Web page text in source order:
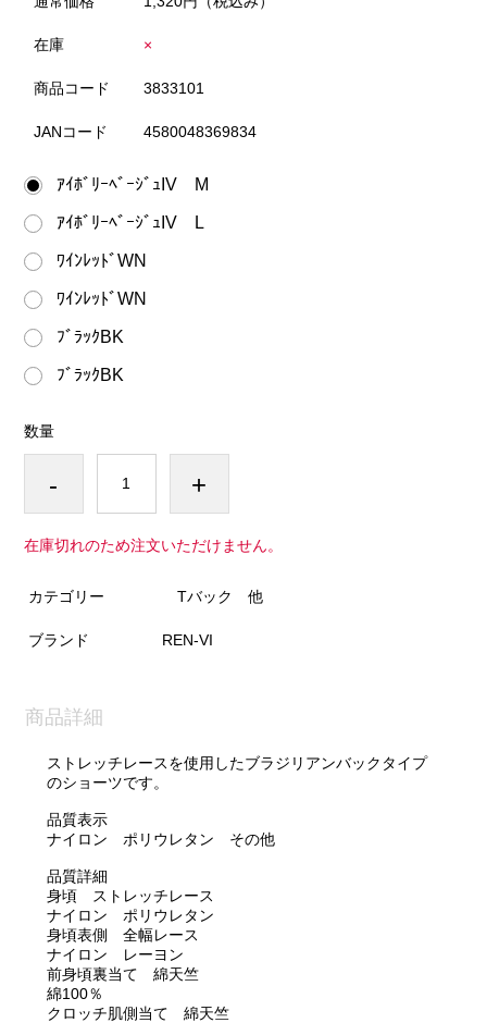
在庫 ×
商品コード 3833101
JANコード 4580048369834
ｱｲﾎﾞﾘｰﾍﾞｰｼﾞｭIV M
ｱｲﾎﾞﾘｰﾍﾞｰｼﾞｭIV L
ﾜｲﾝﾚｯﾄﾞWN
ﾜｲﾝﾚｯﾄﾞWN
ﾌﾞﾗｯｸBK
ﾌﾞﾗｯｸBK
数量
- +
在庫切れのため注文いただけません。
カテゴリー Tバック 他
ブランド REN-VI
商品詳細
ストレッチレースを使用したブラジリアンバックタイプ
のショーツです。
品質表示
ナイロン ポリウレタン その他
品質詳細
身頃 ストレッチレース
ナイロン ポリウレタン
身頃表側 全幅レース
ナイロン レーヨン
前身頃裏当て 綿天竺
綿100％
クロッチ肌側当て 綿天竺